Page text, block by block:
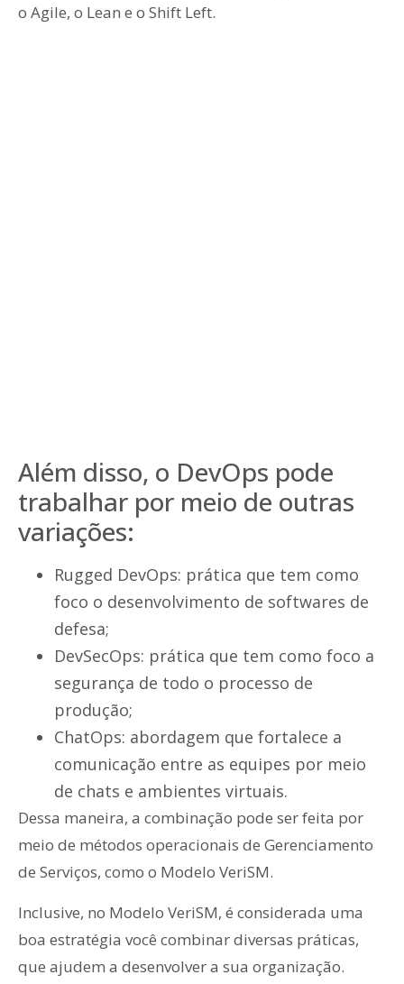
o Agile, o Lean e o Shift Left.
Além disso, o DevOps pode
trabalhar por meio de outras
variações:
Rugged DevOps: prática que tem como
foco o desenvolvimento de softwares de
defesa;
DevSecOps: prática que tem como foco a
segurança de todo o processo de
produção;
ChatOps: abordagem que fortalece a
comunicação entre as equipes por meio
de chats e ambientes virtuais.
Dessa maneira, a combinação pode ser feita por
meio de métodos operacionais de Gerenciamento
de Serviços, como o Modelo VeriSM.
Inclusive, no Modelo VeriSM, é considerada uma
boa estratégia você combinar diversas práticas,
que ajudem a desenvolver a sua organização.